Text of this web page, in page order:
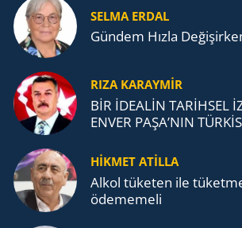
SELMA ERDAL
Gündem Hızla
RIZA KARAYMIR
BİR İDEALİN TARİHSEL
ENVER PAŞA’NIN
TEŞKİLATI’NA UZANAN
HİKMET ATİLLA
Alkol tü­ke­ten ile
öde­me­me­li